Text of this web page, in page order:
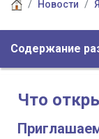
Новости
Содержание
Что